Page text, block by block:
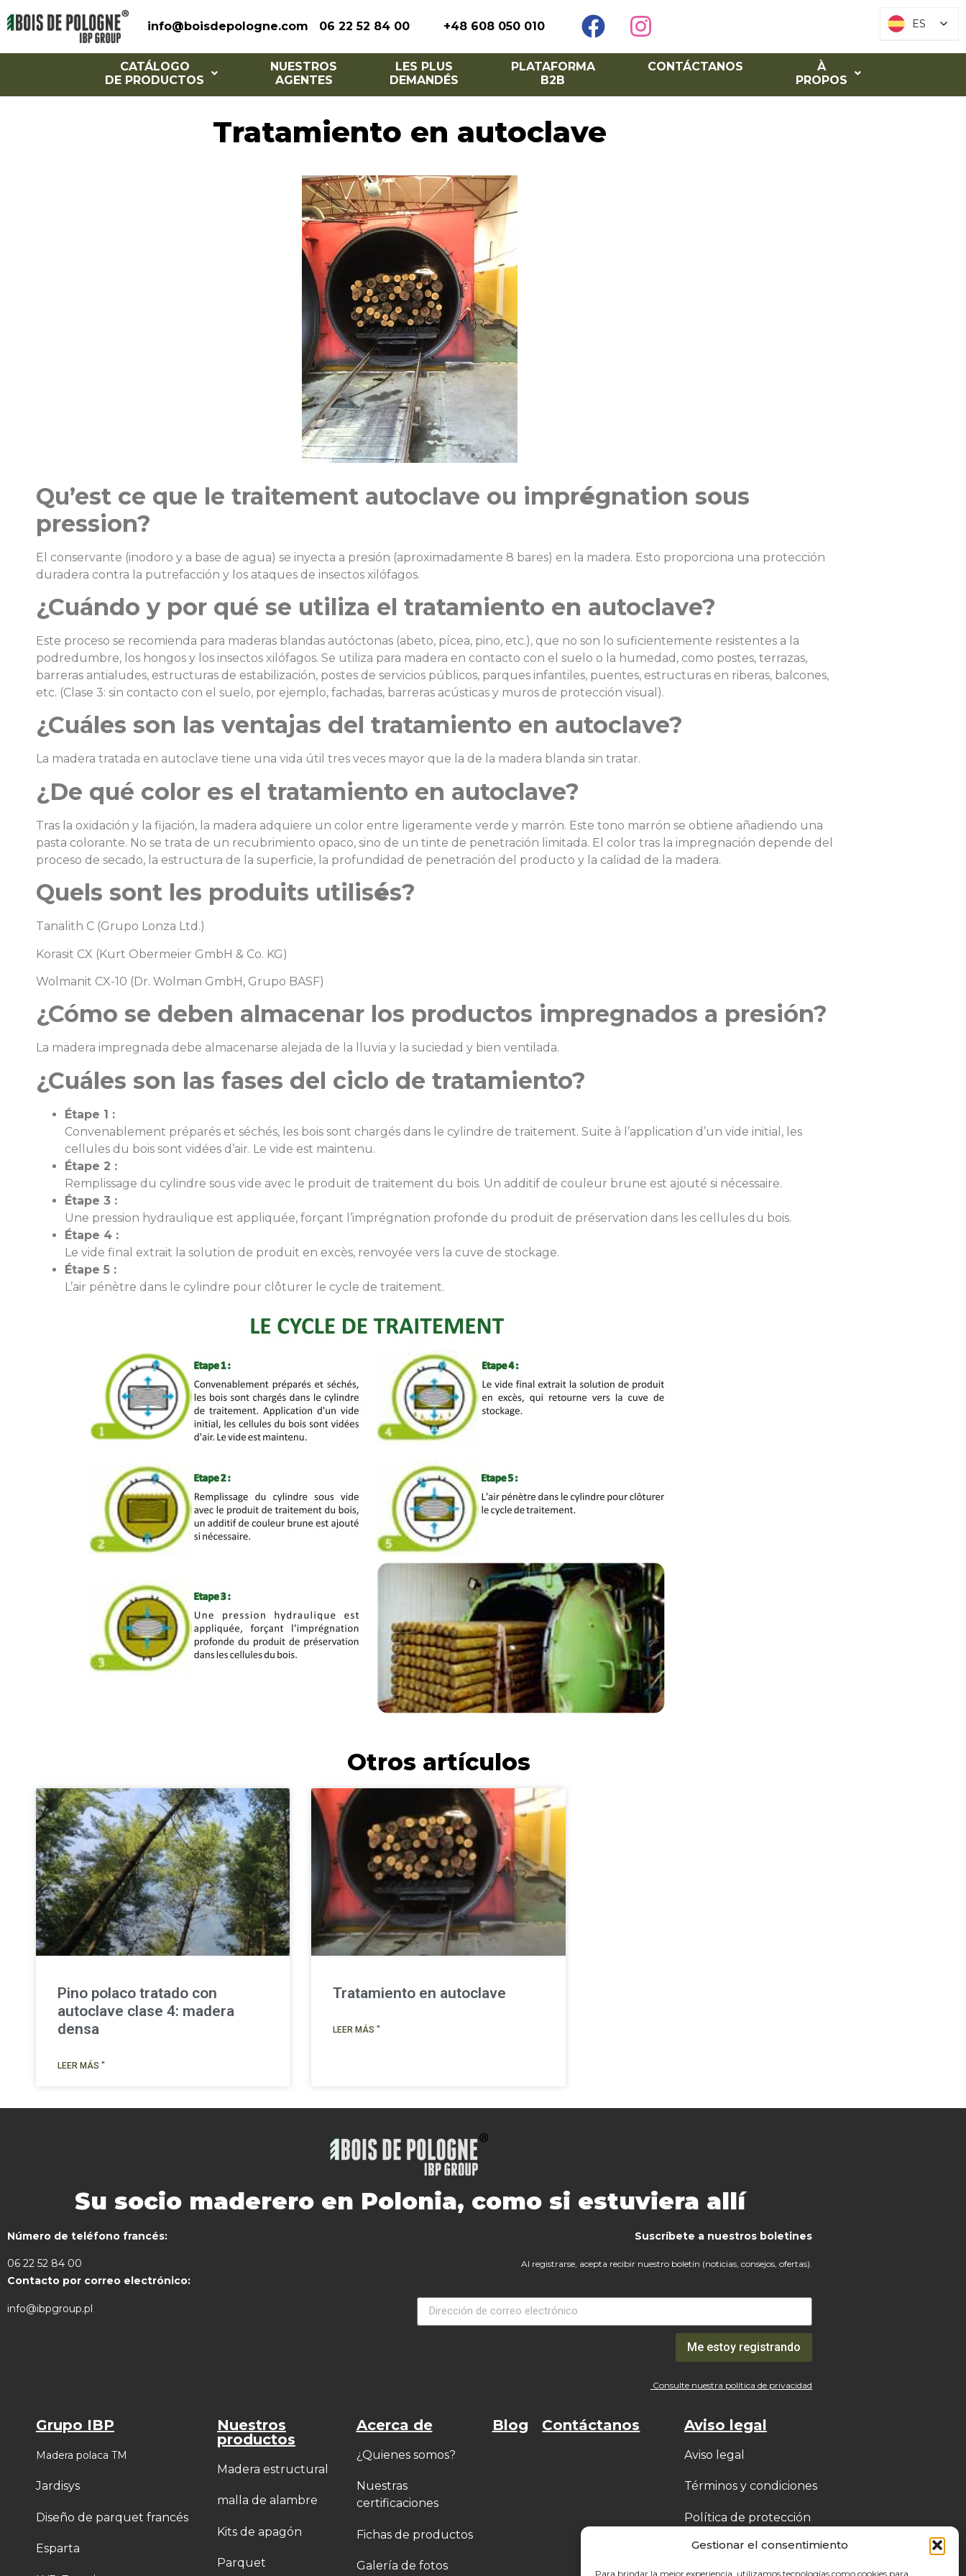
Gestionar el consentimiento
Para brindar la mejor experiencia, utilizamos tecnologías como cookies para
info@boisdepologne.com 06 22 52 84 00 +48 608 050 010
CATÁLOGO
DE PRODUCTOS
NUESTROS
AGENTES
LES PLUS
DEMANDÉS
PLATAFORMA
B2B
CONTÁCTANOS​
À
PROPOS
Tratamiento en autoclave
Qu’est ce que le traitement autoclave ou imprégnation sous
pression?
El conservante (inodoro y a base de agua) se inyecta a presión (aproximadamente 8 bares) en la madera. Esto proporciona una protección
duradera contra la putrefacción y los ataques de insectos xilófagos.
¿Cuándo y por qué se utiliza el tratamiento en autoclave?
Este proceso se recomienda para maderas blandas autóctonas (abeto, pícea, pino, etc.), que no son lo suficientemente resistentes a la
podredumbre, los hongos y los insectos xilófagos. Se utiliza para madera en contacto con el suelo o la humedad, como postes, terrazas,
barreras antialudes, estructuras de estabilización, postes de servicios públicos, parques infantiles, puentes, estructuras en riberas, balcones,
etc. (Clase 3: sin contacto con el suelo, por ejemplo, fachadas, barreras acústicas y muros de protección visual).
¿Cuáles son las ventajas del tratamiento en autoclave?
La madera tratada en autoclave tiene una vida útil tres veces mayor que la de la madera blanda sin tratar.
¿De qué color es el tratamiento en autoclave?
Tras la oxidación y la fijación, la madera adquiere un color entre ligeramente verde y marrón. Este tono marrón se obtiene añadiendo una
pasta colorante. No se trata de un recubrimiento opaco, sino de un tinte de penetración limitada. El color tras la impregnación depende del
proceso de secado, la estructura de la superficie, la profundidad de penetración del producto y la calidad de la madera.
Quels sont les produits utilisés?
Tanalith C (Grupo Lonza Ltd.)
Korasit CX (Kurt Obermeier GmbH & Co. KG)
Wolmanit CX-10 (Dr. Wolman GmbH, Grupo BASF)
¿Cómo se deben almacenar los productos impregnados a presión?
La madera impregnada debe almacenarse alejada de la lluvia y la suciedad y bien ventilada.
¿Cuáles son las fases del ciclo de tratamiento?
Étape 1 :
Convenablement préparés et séchés, les bois sont chargés dans le cylindre de traitement. Suite à l’application d’un vide initial, les
cellules du bois sont vidées d’air. Le vide est maintenu.
Étape 2 :
Remplissage du cylindre sous vide avec le produit de traitement du bois. Un additif de couleur brune est ajouté si nécessaire.
Étape 3 :
Une pression hydraulique est appliquée, forçant l’imprégnation profonde du produit de préservation dans les cellules du bois.
Étape 4 :
Le vide final extrait la solution de produit en excès, renvoyée vers la cuve de stockage.
Étape 5 :
L’air pénètre dans le cylindre pour clôturer le cycle de traitement.
Otros artículos
Pino polaco tratado con
autoclave clase 4: madera
densa
LEER MÁS "
Tratamiento en autoclave
LEER MÁS "
Su socio maderero en Polonia, como si estuviera allí
Número de teléfono francés:
06 22 52 84 00
Contacto por correo electrónico:
info@ibpgroup.pl
Suscríbete a nuestros boletines
Al registrarse, acepta recibir nuestro boletín (noticias, consejos, ofertas).
Me estoy registrando
Consulte nuestra política de privacidad
Grupo IBP
Madera polaca TM
Jardisys
Diseño de parquet francés
Esparta
Nuestros
productos
Madera estructural
malla de alambre
Kits de apagón
Parquet
Acerca de
¿Quienes somos?
Nuestras
certificaciones
Fichas de productos
Galería de fotos
Blog Contáctanos Aviso legal
Aviso legal
Términos y condiciones
Política de protección
ES
ES